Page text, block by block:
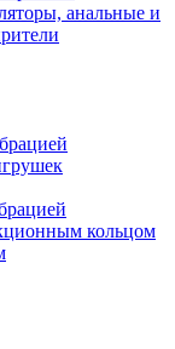
анальные и
кольцом